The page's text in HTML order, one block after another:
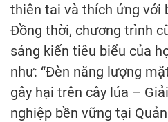
thiên tai và thích ứng với
Đồng thời, chương trình
sáng kiến tiêu biểu của
như: “Đèn năng lượng
gây hại trên cây lúa –
nghiệp bền vững tại